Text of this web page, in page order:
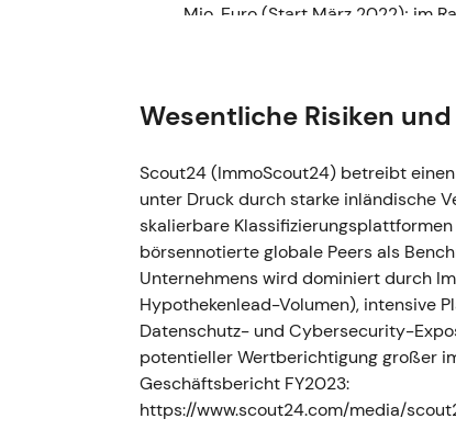
Mio. Euro (Start März 2022); im
zurückgekauft. Das
Investoren stellten ihr Bild neu
Plattform- und
führen sollten. Eine temporäre
Fundament[11],[36].
Technisch sorgte im April 2022
anschließend konsolidierte die
2023 — Aktieneinziehungen,
(Sprengnetter) und
Scout24 zog rund 5,2 Mio. eigene
genehmigte eine um 18 %
Wesentliche Risiken
Scout24 (ImmoScout24) betreibt
unter Druck durch starke inländische
skalierbare
börsennotierte globale Peers als
Unternehmens wird dominiert durch
Hypothekenlead-Volumen), intensive
Datenschutz- und Cybersecurity-
potentieller Wertberichtigung großer
Geschäftsbericht FY2023:
https://www.scout24.com/media/